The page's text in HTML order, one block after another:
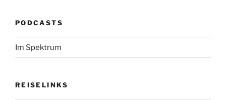
PODCASTS
Im Spektrum
REISELINKS